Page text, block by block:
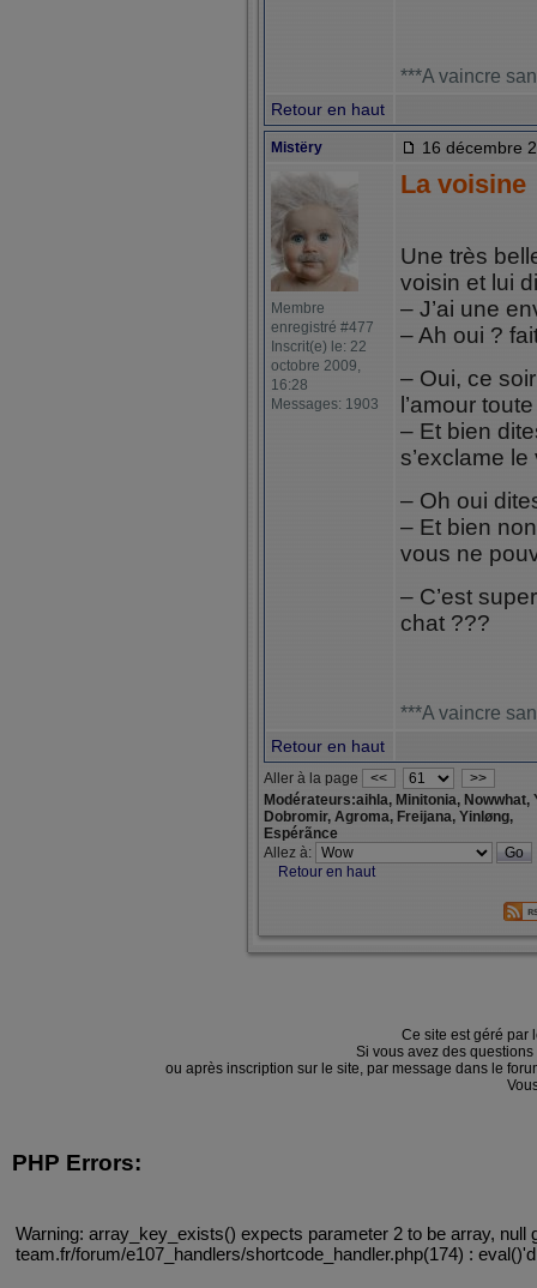
***A vaincre
Retour en haut
Mistëry 16 décembre
Membre
enregistré #477
Inscrit(e) le: 22
octobre 2009,
16:28
Messages: 1903
La voisine
Une très
voisin et lui
– J’ai une
– Ah oui ?
– Oui, ce
l’amour
– Et bien
s’exclame
– Oh oui
– Et bien
vous ne
– C’est
chat ???
***A vaincre
Retour en haut
Aller à la page <<
>>
Modérateurs:aihla, Minitonia, Nowwhat,
Dobromir, Agroma, Freijana, Yinløng,
Espérãnce
Allez à:
Retour en haut
Ce site est géré par
Si vous avez des
ou après inscription sur le site, par message dans le
PHP Errors:
Warning: array_key_exists() expects parameter 2 to be array, null
team.fr/forum/e107_handlers/shortcode_handler.php(174) :